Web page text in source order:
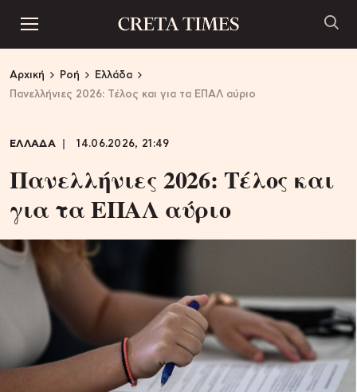
Αρχική Ροή
Ελλάδα
Πανελλήνιες 2026: Τέλος και για τα ΕΠΑΛ αύριο
ΕΛΛΑΔΑ 14.06.2026, 21:49
Πανελλήνιες 2026: Τέλος και
για τα ΕΠΑΛ αύριο